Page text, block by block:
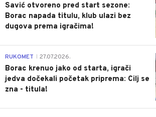
Savić otvoreno pred start sezone:
Borac napada titulu, klub ulazi bez
dugova prema igračima!
RUKOMET 27.07.2026.
Borac krenuo jako od starta, igrači
jedva dočekali početak priprema: Cilj se
zna - titula!